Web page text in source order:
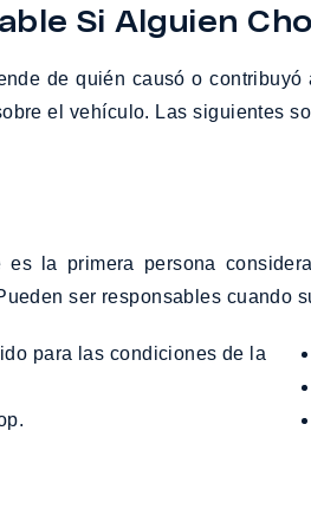
Si Alguien
de quién causó o
el vehículo. Las siguientes
la primera persona
ser responsables cuando